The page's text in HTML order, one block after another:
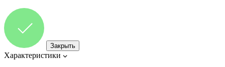
Закрыть
Характеристики